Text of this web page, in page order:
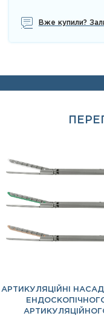
Вже купили?
АРТИКУЛЯЦІЙНІ